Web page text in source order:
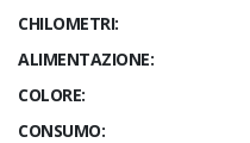
CHILOMETRI:
ALIMENTAZIONE:
COLORE:
CONSUMO: